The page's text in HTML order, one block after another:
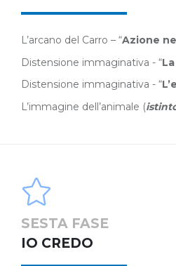
L’arcano del Carro – “Azione
Distensione immaginativa - “
Distensione immaginativa - “
L’immagine dell’animale (
SESTA FASE
IO CREDO